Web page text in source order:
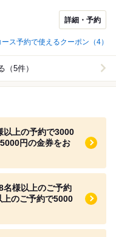
打ち焼き鳥、特製えんなすび
詳細・予約
ース予約で使えるクーポン（4）
（5件）
以上の予約で3000
円の金券をお
名様以上のご予約
のご予約で5000